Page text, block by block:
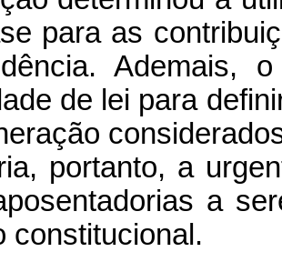
para as
Ademais,
de lei para
portanto, a
a
constitucional.